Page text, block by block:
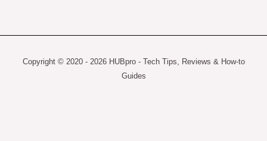
Copyright © 2020 - 2026 HUBpro - Tech Tips, Reviews & How-to
Guides